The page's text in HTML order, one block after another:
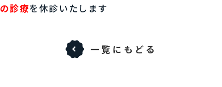
の診療を休診いたします
一覧にもどる